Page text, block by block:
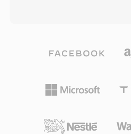
AAC、AC-3、またはMPEGオー
納します。TSは世界中のデジ
か、HTTP Live Streaming
います。耐障害性、標準化され
ーデックサポートにより、TS
す。AC3はDVD-Videoの必須オ
(ATSC)、ストリーミング配信で
います。主な利点はマルチチャ
アターシステムにもたらします